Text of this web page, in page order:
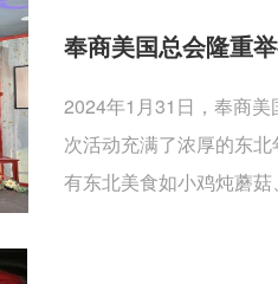
奉商美国总会隆重
2024年1月31日，奉商
次活动充满了浓厚的东
有东北美食如小鸡炖蘑